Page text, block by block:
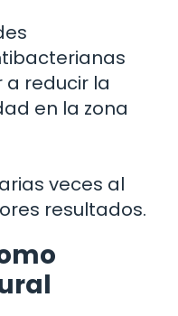
reducir la
en la zona
veces al
resultados.